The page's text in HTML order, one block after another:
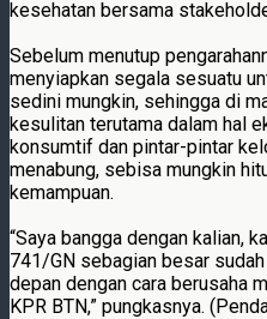
kesehatan bersama
Sebelum menutup
menyiapkan segala sesuatu
sedini mungkin, sehingga di
kesulitan terutama dalam hal
konsumtif dan pintar-pintar
menabung, sebisa mungkin
kemampuan.
“Saya bangga dengan kalian,
741/GN sebagian besar
depan dengan cara berusaha
KPR BTN,” pungkasnya.